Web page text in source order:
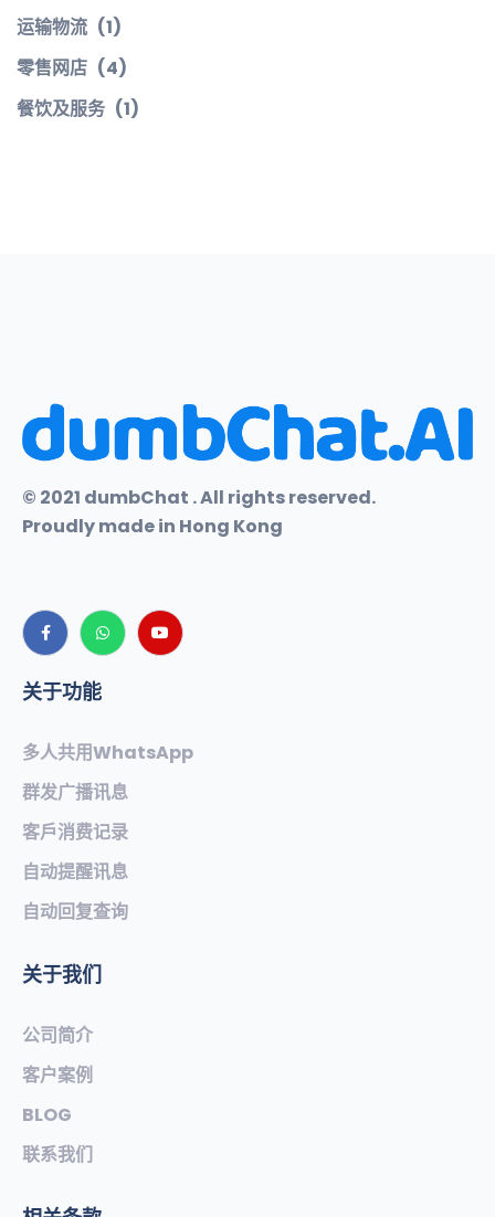
运输物流 (1)
零售网店 (4)
餐饮及服务 (1)
© 2021 dumbChat . All rights reserved.
Proudly made in Hong Kong
关于功能
多人共用WhatsApp
群发广播讯息
客戶消费记录
自动提醒讯息
自动回复查询
关于我们
公司简介
客户案例
BLOG
联系我们